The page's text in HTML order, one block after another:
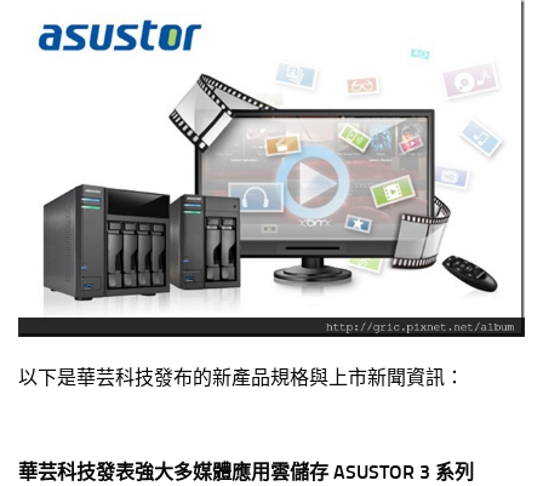
以下是華芸科技發布的新產品規格與上市新聞資訊：
華芸科技發表強大多媒體應用雲儲存 ASUSTOR 3 系列